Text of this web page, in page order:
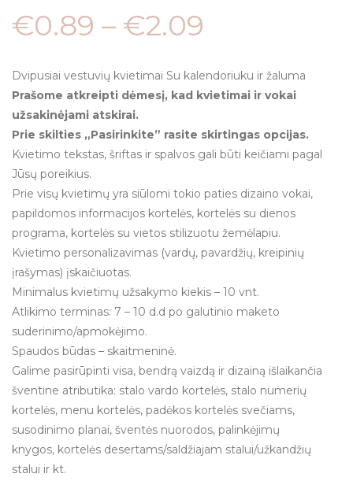
€0.89 – €2.09
Dvipusiai vestuvių kvietimai Su kalendoriuku ir žaluma
Prašome atkreipti dėmesį, kad kvietimai ir vokai
užsakinėjami atskirai.
Prie skilties „Pasirinkite” rasite skirtingas opcijas.
Kvietimo tekstas, šriftas ir spalvos gali būti keičiami pagal
Jūsų poreikius.
Prie visų kvietimų yra siūlomi tokio paties dizaino vokai,
papildomos informacijos kortelės, kortelės su dienos
programa, kortelės su vietos stilizuotu žemėlapiu.
Kvietimo personalizavimas (vardų, pavardžių, kreipinių
įrašymas) įskaičiuotas.
Minimalus kvietimų užsakymo kiekis – 10 vnt.
Atlikimo terminas: 7 – 10 d.d po galutinio maketo
suderinimo/apmokėjimo.
Spaudos būdas – skaitmeninė.
Galime pasirūpinti visa, bendrą vaizdą ir dizainą išlaikančia
šventine atributika: stalo vardo kortelės, stalo numerių
kortelės, menu kortelės, padėkos kortelės svečiams,
susodinimo planai, šventės nuorodos, palinkėjimų
knygos, kortelės desertams/saldžiajam stalui/užkandžių
stalui ir kt.